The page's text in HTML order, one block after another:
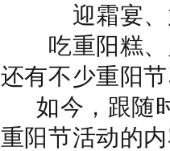
迎霜宴
吃重阳糕
还有不少重阳
如今，跟随
重阳节活动的